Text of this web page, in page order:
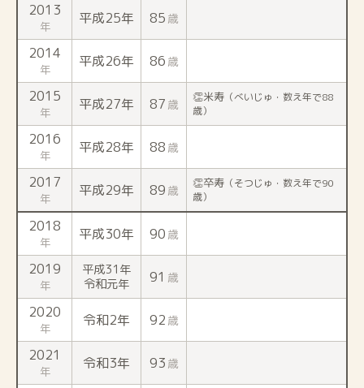
2013
年 平成25年 85 歳
2014
年 平成26年 86 歳
2015
年 平成27年 87 歳 👏米寿（べいじゅ・数え年で88
歳）
2016
年 平成28年 88 歳
2017
年 平成29年 89 歳 👏卒寿（そつじゅ・数え年で90
歳）
2018
年 平成30年 90 歳
2019
年
平成31年
令和元年
91 歳
2020
年 令和2年 92 歳
2021
年 令和3年 93 歳